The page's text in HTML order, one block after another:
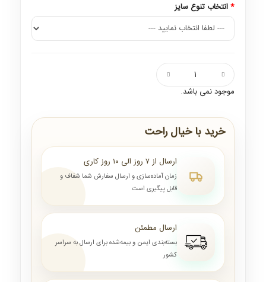
انتخاب تنوع سایز
موجود نمی باشد.
خرید با خیال راحت
ارسال از ۷ روز الی ۱۰ روز کاری
زمان آماده‌سازی و ارسال سفارش شما شفاف و
قابل پیگیری است
ارسال مطمئن
بسته‌بندی ایمن و بیمه‌شده برای ارسال به سراسر
کشور